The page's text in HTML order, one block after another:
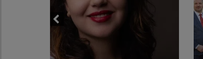
Previous